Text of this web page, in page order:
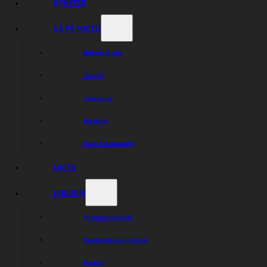
GÅ PÅ MATCH
Biljetter & info
Årskort
Souvenirer
Kalender
Nästa hemmamatch
LAGEN
UNGDOM
Speedway ungdom
Ungdomsförare speedway
Karting
innebar i Eskilstuna. Nu hoppas vi att vår egen publik
också sluter upp kring laget och skapar den där extra
man i förväg via Tickster för att vara säker på plats och
biljetter till publikvallarna i kurvorna säljs.
Välkomna på liveidrott!
Dela nyheten: